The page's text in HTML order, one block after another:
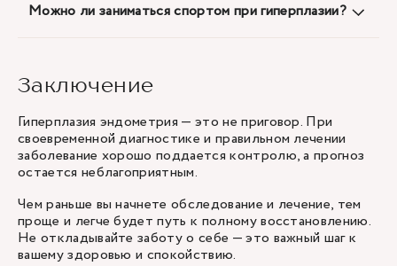
Можно ли заниматься спортом при гиперплазии?
Заключение
Гиперплазия эндометрия — это не приговор. При
своевременной диагностике и правильном лечении
заболевание хорошо поддается контролю, а прогноз
остается неблагоприятным.
Чем раньше вы начнете обследование и лечение, тем
проще и легче будет путь к полному восстановлению.
Не откладывайте заботу о себе — это важный шаг к
вашему здоровью и спокойствию.